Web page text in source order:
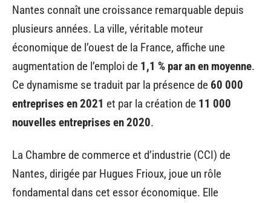
Nantes connaît une croissance remarquable depuis
plusieurs années. La ville, véritable moteur
économique de l’ouest de la France, affiche une
augmentation de l’emploi de 1,1 % par an en moyenne.
Ce dynamisme se traduit par la présence de 60 000
entreprises en 2021 et par la création de 11 000
nouvelles entreprises en 2020.
La Chambre de commerce et d’industrie (CCI) de
Nantes, dirigée par Hugues Frioux, joue un rôle
fondamental dans cet essor économique. Elle